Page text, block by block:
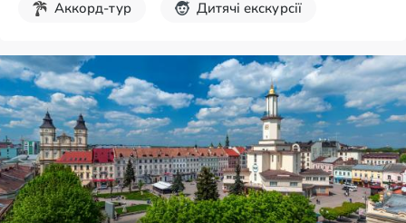
Аккорд-тур
Дитячі екскурсії
Екскурсії на вихідні